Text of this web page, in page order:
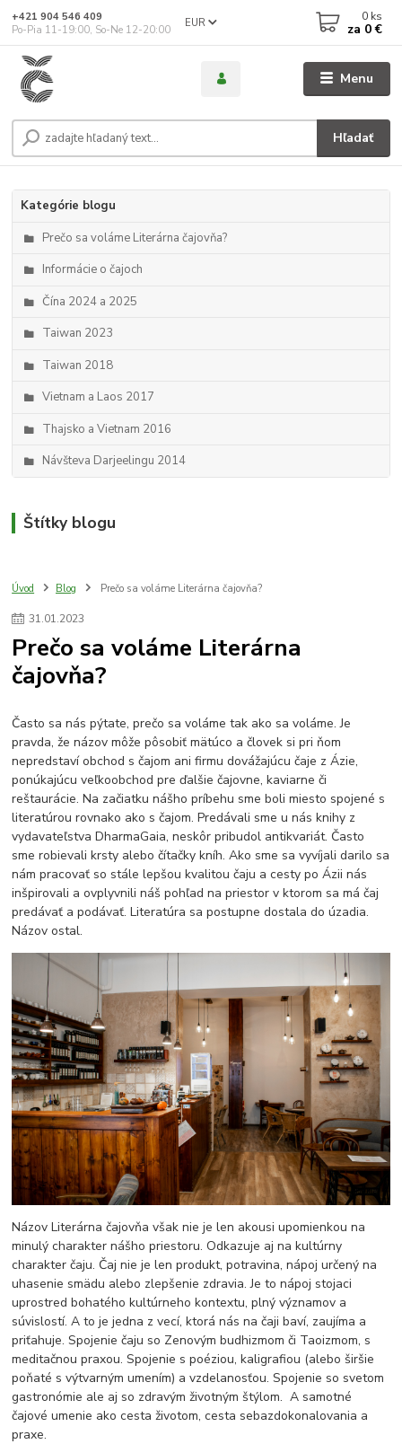
Menu
EUR
Hľadať
+421 904 546 409
Po-Pia 11-19:00, So-Ne 12-20:00
0 ks
za 0 €
Kategórie blogu
Prečo sa voláme Literárna čajovňa?
Informácie o čajoch
Čína 2024 a 2025
Taiwan 2023
Taiwan 2018
Vietnam a Laos 2017
Thajsko a Vietnam 2016
Návšteva Darjeelingu 2014
Štítky blogu
Úvod Blog Prečo sa voláme Literárna čajovňa?
31.01.2023
Prečo sa voláme Literárna
čajovňa?
Často sa nás pýtate, prečo sa voláme tak ako sa voláme. Je
pravda, že názov môže pôsobiť mätúco a človek si pri ňom
nepredstaví obchod s čajom ani firmu dovážajúcu čaje z Ázie,
ponúkajúcu veľkoobchod pre ďalšie čajovne, kaviarne či
reštaurácie. Na začiatku nášho príbehu sme boli miesto spojené s
literatúrou rovnako ako s čajom. Predávali sme u nás knihy z
vydavateľstva DharmaGaia, neskôr pribudol antikvariát. Často
sme robievali krsty alebo čítačky kníh. Ako sme sa vyvíjali darilo sa
nám pracovať so stále lepšou kvalitou čaju a cesty po Ázii nás
inšpirovali a ovplyvnili náš pohľad na priestor v ktorom sa má čaj
predávať a podávať. Literatúra sa postupne dostala do úzadia.
Názov ostal.
Názov Literárna čajovňa však nie je len akousi upomienkou na
minulý charakter nášho priestoru. Odkazuje aj na kultúrny
charakter čaju. Čaj nie je len produkt, potravina, nápoj určený na
uhasenie smädu alebo zlepšenie zdravia. Je to nápoj stojaci
uprostred bohatého kultúrneho kontextu, plný významov a
súvislostí. A to je jedna z vecí, ktorá nás na čaji baví, zaujíma a
priťahuje. Spojenie čaju so Zenovým budhizmom či Taoizmom, s
meditačnou praxou. Spojenie s poéziou, kaligrafiou (alebo širšie
poňaté s výtvarným umením) a vzdelanosťou. Spojenie so svetom
gastronómie ale aj so zdravým životným štýlom. A samotné
čajové umenie ako cesta životom, cesta sebazdokonalovania a
praxe.